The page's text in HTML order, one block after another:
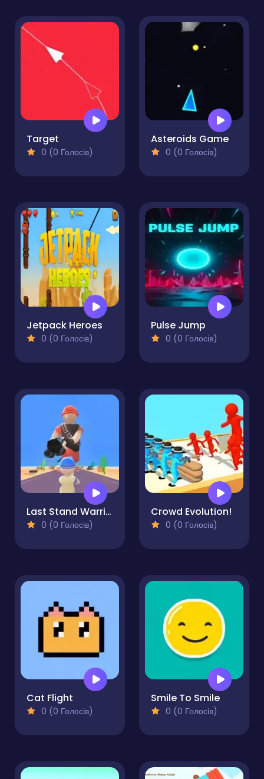
Target
0 (0 Голосів)
Asteroids Game
0 (0 Голосів)
Jetpack Heroes
0 (0 Голосів)
Pulse Jump
0 (0 Голосів)
Last Stand Warrior
0 (0 Голосів)
Crowd Evolution!
0 (0 Голосів)
Cat Flight
0 (0 Голосів)
Smile To Smile
0 (0 Голосів)